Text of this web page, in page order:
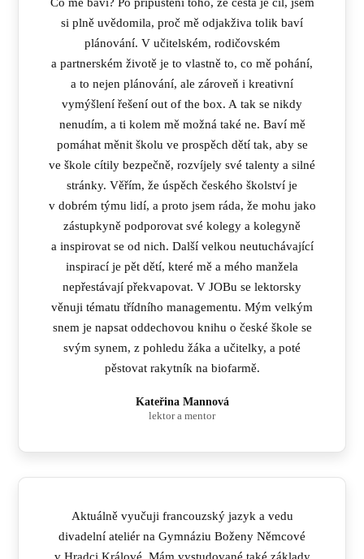
Co mě baví? Po připuštění toho, že cesta je cíl, jsem
si plně uvědomila, proč mě odjakživa tolik baví
plánování. V učitelském, rodičovském
a partnerském životě je to vlastně to, co mě pohání,
a to nejen plánování, ale zároveň i kreativní
vymýšlení řešení out of the box. A tak se nikdy
nenudím, a ti kolem mě možná také ne. Baví mě
pomáhat měnit školu ve prospěch dětí tak, aby se
ve škole cítily bezpečně, rozvíjely své talenty a silné
stránky. Věřím, že úspěch českého školství je
v dobrém týmu lidí, a proto jsem ráda, že mohu jako
zástupkyně podporovat své kolegy a kolegyně
a inspirovat se od nich. Další velkou neutuchávající
inspirací je pět dětí, které mě a mého manžela
nepřestávají překvapovat. V JOBu se lektorsky
věnuji tématu třídního managementu. Mým velkým
snem je napsat oddechovou knihu o české škole se
svým synem, z pohledu žáka a učitelky, a poté
pěstovat rakytník na biofarmě.
Kateřina Mannová
lektor a mentor
Aktuálně vyučuji francouzský jazyk a vedu
divadelní ateliér na Gymnáziu Boženy Němcové